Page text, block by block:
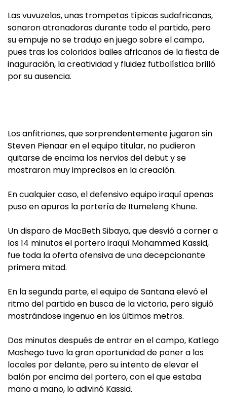
Las vuvuzelas, unas trompetas típicas sudafricanas,
sonaron atronadoras durante todo el partido, pero
su empuje no se tradujo en juego sobre el campo,
pues tras los coloridos bailes africanos de la fiesta de
inaguración, la creatividad y fluidez futbolística brilló
por su ausencia.
Los anfitriones, que sorprendentemente jugaron sin
Steven Pienaar en el equipo titular, no pudieron
quitarse de encima los nervios del debut y se
mostraron muy imprecisos en la creación.
En cualquier caso, el defensivo equipo iraquí apenas
puso en apuros la portería de Itumeleng Khune.
Un disparo de MacBeth Sibaya, que desvió a corner a
los 14 minutos el portero iraquí Mohammed Kassid,
fue toda la oferta ofensiva de una decepcionante
primera mitad.
En la segunda parte, el equipo de Santana elevó el
ritmo del partido en busca de la victoria, pero siguió
mostrándose ingenuo en los últimos metros.
Dos minutos después de entrar en el campo, Katlego
Mashego tuvo la gran oportunidad de poner a los
locales por delante, pero su intento de elevar el
balón por encima del portero, con el que estaba
mano a mano, lo adivinó Kassid.